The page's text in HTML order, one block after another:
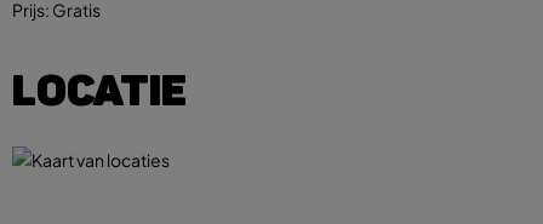
Prijs: Gratis
LOCATIE